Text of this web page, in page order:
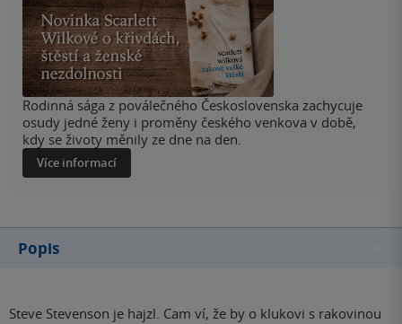
Rodinná sága z poválečného Československa zachycuje
osudy jedné ženy i proměny českého venkova v době,
kdy se životy měnily ze dne na den.
Více informací
Popis
Steve Stevenson je hajzl. Cam ví, že by o klukovi s rakovinou